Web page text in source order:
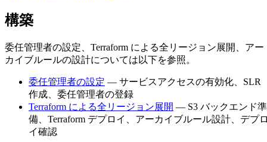
構築
委任管理者の設定、Terraform による全リージョン展開、アー
カイブルールの設計については以下を参照。
委任管理者の設定 — サービスアクセスの有効化、SLR
作成、委任管理者の登録
Terraform による全リージョン展開 — S3 バックエンド準
備、Terraform デプロイ、アーカイブルール設計、デプ
イ確認